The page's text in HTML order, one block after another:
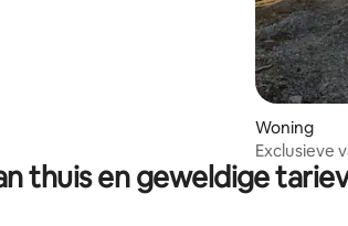
van 4,9 op 5, 42 recensies Woning
Exclusieve
het meer –
thuis en geweldige